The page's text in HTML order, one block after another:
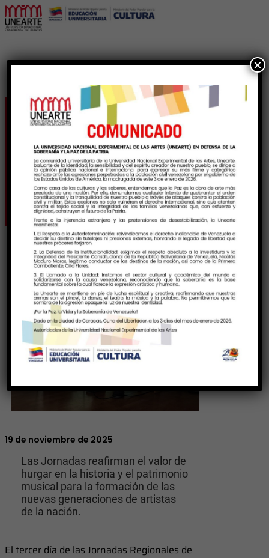
La Misa de difuntos un
patrimonio inédito de la
música venezolana
19 de noviembre de 2025
Las Jornadas reafirman el valor de
hurgar en la historia y el patrimonio
musical para la formación de las
nuevas generaciones de artistas
de la nación.
El tercer día de las Jornadas Regionales de
×